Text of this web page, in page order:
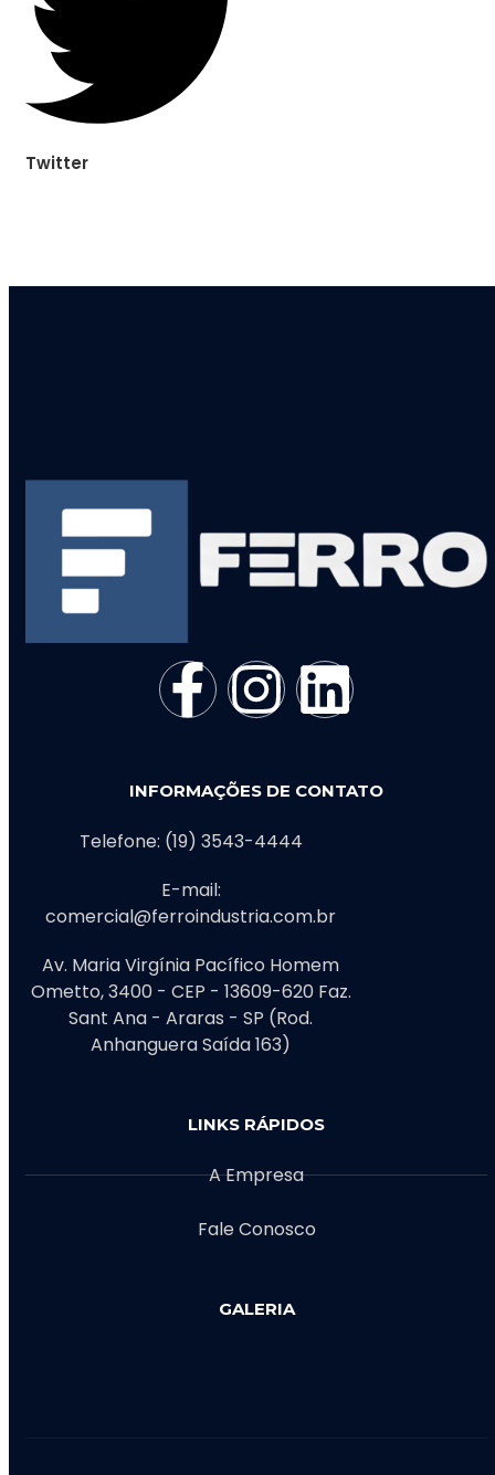
Twitter
INFORMAÇÕES DE CONTATO
Telefone: (19) 3543-4444
E-mail:
comercial@ferroindustria.com.br
Av. Maria Virgínia Pacífico Homem
Ometto, 3400 - CEP - 13609-620 Faz.
Sant Ana - Araras - SP (Rod.
Anhanguera Saída 163)
LINKS RÁPIDOS
A Empresa
Fale Conosco
GALERIA